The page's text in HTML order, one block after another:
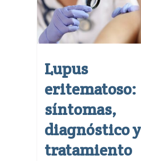
Lupus
eritematoso:
síntomas,
diagnóstico y
tratamiento